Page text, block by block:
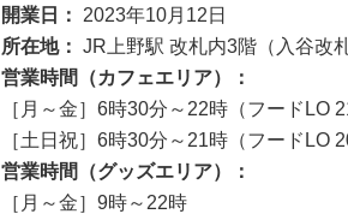
開業日： 2023年10月12日
所在地： JR上野駅 改札内3階（入谷改
営業時間（カフェエリア）：
［月～金］6時30分～22時（フードLO
［土日祝］6時30分～21時（フードLO
営業時間（グッズエリア）：
［月～金］9時～22時